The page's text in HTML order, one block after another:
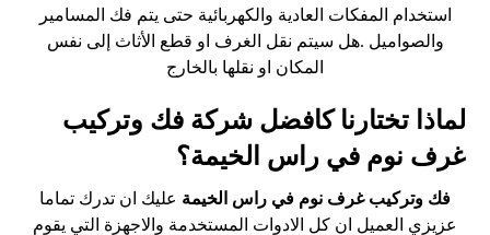
استخدام المفكات العادية والكهربائية حتى يتم فك المسامير
والصواميل .هل سيتم نقل الغرف او قطع الأثاث إلى نفس
المكان او نقلها بالخارج
لماذا تختارنا كافضل شركة فك وتركيب
غرف نوم في راس الخيمة؟
فك وتركيب غرف نوم في راس الخيمة عليك ان تدرك تماما
عزيزي العميل ان كل الادوات المستخدمة والاجهزة التي يقوم